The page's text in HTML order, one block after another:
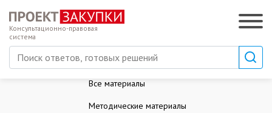
Консультационно-правовая
система
Все материалы
Методические материалы